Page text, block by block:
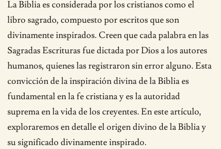
La Biblia es considerada por los cristianos como el
libro sagrado, compuesto por escritos que son
divinamente inspirados. Creen que cada palabra en las
Sagradas Escrituras fue dictada por Dios a los autores
humanos, quienes las registraron sin error alguno. Esta
convicción de la inspiración divina de la Biblia es
fundamental en la fe cristiana y es la autoridad
suprema en la vida de los creyentes. En este artículo,
exploraremos en detalle el origen divino de la Biblia y
su significado divinamente inspirado.